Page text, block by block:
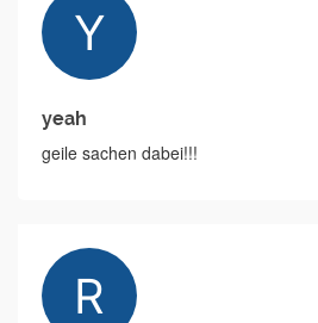
yeah
geile sachen dabei!!!